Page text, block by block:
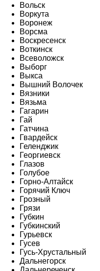
Вольск
Воркута
Воронеж
Ворсма
Воскресенск
Воткинск
Всеволожск
Выборг
Выкса
Вышний Волочек
Вязники
Вязьма
Гагарин
Гай
Гатчина
Гвардейск
Геленджик
Георгиевск
Глазов
Голубое
Горно-Алтайск
Горячий Ключ
Грозный
Грязи
Губкин
Губкинский
Гурьевск
Гусев
Гусь-Хрустальный
Дальнегорск